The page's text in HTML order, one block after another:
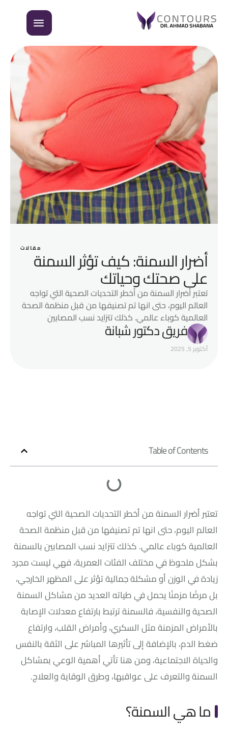
مقالاتأضرار السمنة: كيف تؤثر السمنة
على صحتك وحياتك
تعتبر أضرار السمنة من أخطر التحديات الصحية التي تواجه
العالم اليوم، حتى انها تم تصنيفها من قبل منظمة الصحة
العالمية كوباء عالمي. كذلك تتزايد نسب المصابين
بالسمنة بشكل ملحوظ في مختلف الفئات العمرية، فهي
ليست مجرد زيادة في الوزن أو مشكلة جمالية تؤثر على
المظهر الخارجي، بل مرضًا مزمنًا يحمل في طياته العديد
فريق دكتور شبانة
أكتوبر 5, 2025
Table of Contents
تعتبر أضرار السمنة من أخطر التحديات الصحية التي تواجه
العالم اليوم، حتى انها تم تصنيفها من قبل منظمة الصحة
العالمية كوباء عالمي. كذلك تتزايد نسب المصابين بالسمنة
بشكل ملحوظ في مختلف الفئات العمرية، فهي ليست مجرد
زيادة في الوزن أو مشكلة جمالية تؤثر على المظهر الخارجي،
بل مرضًا مزمنًا يحمل في طياته العديد من مشاكل السمنة
الصحية والنفسية، فالسمنة ترتبط بارتفاع معدلات الإصابة
بالأمراض المزمنة مثل السكري، وأمراض القلب، وارتفاع
ضغط الدم، بالإضافة إلى تأثيرها المباشر على الثقة بالنفس
والحياة الاجتماعية، ومن هنا تأتي أهمية الوعي بمشاكل
السمنة والتعرف على عواقبها، وطرق الوقاية والعلاج.
ما هي السمنة؟